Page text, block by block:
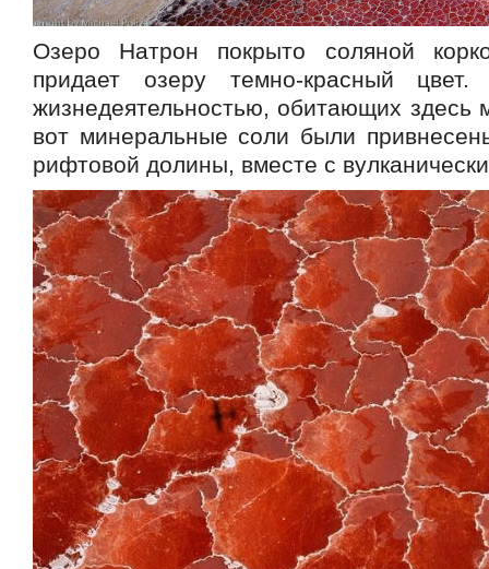
Озеро Натрон покрыто соляной
придает озеру темно-красный
жизнедеятельностью, обитающих здесь
вот минеральные соли были
рифтовой долины, вместе с